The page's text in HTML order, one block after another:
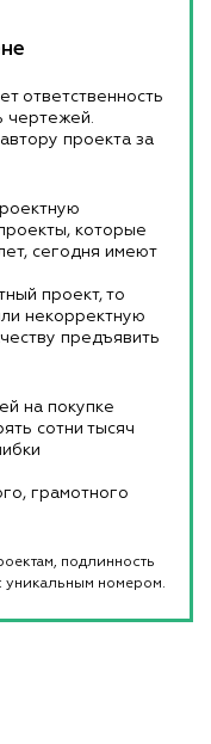
ответственность
чертежей.
проекта за
которые
сегодня имеют
проект, то
некорректную
предъявить
на покупке
сотни тысяч
грамотного
подлинность
уникальным номером.